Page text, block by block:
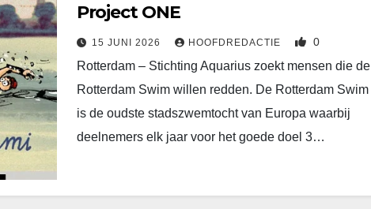
Project ONE
15 JUNI 2026 HOOFDREDACTIE 0
Rotterdam – Stichting Aquarius zoekt mensen die de
Rotterdam Swim willen redden. De Rotterdam Swim
is de oudste stadszwemtocht van Europa waarbij
deelnemers elk jaar voor het goede doel 3…